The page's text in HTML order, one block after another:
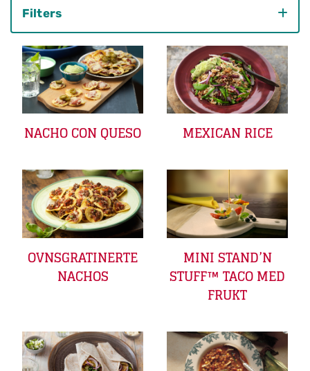
Filters
Category
NACHO CON QUESO MEXICAN RICE
OVNSGRATINERTE
NACHOS
MINI STAND’N
STUFF™ TACO MED
FRUKT